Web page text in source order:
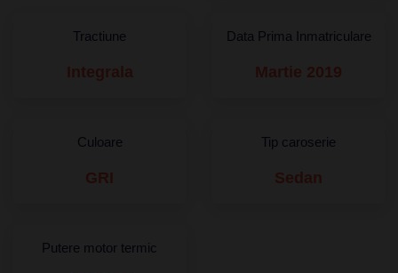
Tractiune
Integrala
Data Prima Inmatriculare
Martie 2019
Culoare
GRI
Tip caroserie
Sedan
Putere motor termic